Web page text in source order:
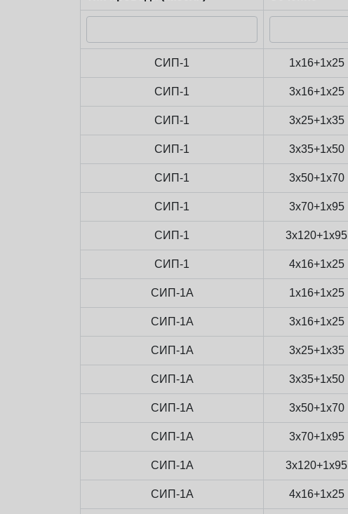
СИП-1 1x16+1x25
СИП-1 3x16+1x25
СИП-1 3x25+1x35
СИП-1 3x35+1x50
СИП-1 3x50+1x70
СИП-1 3x70+1x95
СИП-1 3x120+1x95
СИП-1 4x16+1x25
СИП-1А 1x16+1x25
СИП-1А 3x16+1x25
СИП-1А 3x25+1x35
СИП-1А 3x35+1x50
СИП-1А 3x50+1x70
СИП-1А 3x70+1x95
СИП-1А 3x120+1x95
СИП-1А 4x16+1x25